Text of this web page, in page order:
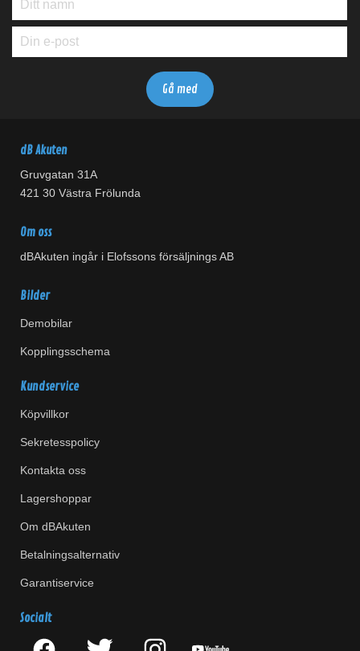
dB Akuten
Gruvgatan 31A
421 30 Västra Frölunda
Om oss
dBAkuten ingår i Elofssons försäljnings AB
Bilder
Demobilar
Kopplingsschema
Kundservice
Köpvillkor
Sekretesspolicy
Kontakta oss
Lagershoppar
Om dBAkuten
Betalningsalternativ
Garantiservice
Socialt